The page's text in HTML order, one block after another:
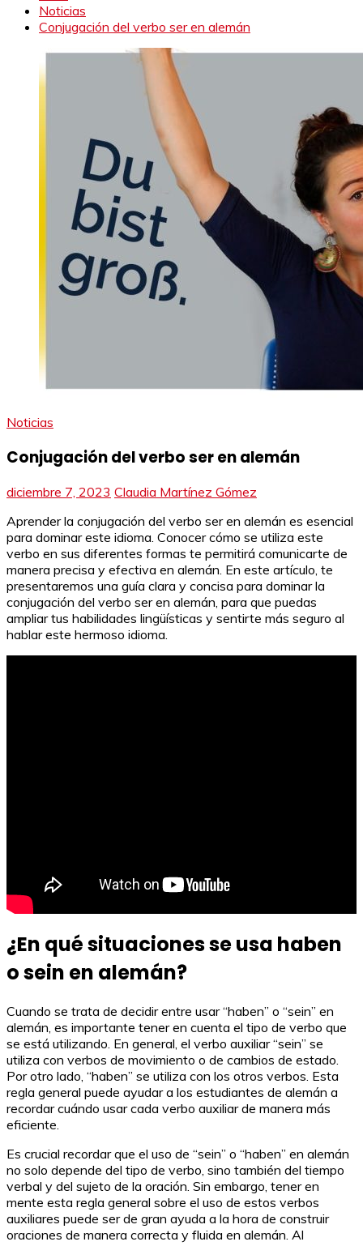
Noticias
Conjugación del verbo ser en alemán
Noticias
Conjugación del verbo ser en alemán
diciembre 7, 2023 Claudia Martínez Gómez
Aprender la conjugación del verbo ser en alemán es esencial
para dominar este idioma. Conocer cómo se utiliza este
verbo en sus diferentes formas te permitirá comunicarte de
manera precisa y efectiva en alemán. En este artículo, te
presentaremos una guía clara y concisa para dominar la
conjugación del verbo ser en alemán, para que puedas
ampliar tus habilidades lingüísticas y sentirte más seguro al
hablar este hermoso idioma.
¿En qué situaciones se usa haben
o sein en alemán?
Cuando se trata de decidir entre usar “haben” o “sein” en
alemán, es importante tener en cuenta el tipo de verbo que
se está utilizando. En general, el verbo auxiliar “sein” se
utiliza con verbos de movimiento o de cambios de estado.
Por otro lado, “haben” se utiliza con los otros verbos. Esta
regla general puede ayudar a los estudiantes de alemán a
recordar cuándo usar cada verbo auxiliar de manera más
eficiente.
Es crucial recordar que el uso de “sein” o “haben” en alemán
no solo depende del tipo de verbo, sino también del tiempo
verbal y del sujeto de la oración. Sin embargo, tener en
mente esta regla general sobre el uso de estos verbos
auxiliares puede ser de gran ayuda a la hora de construir
oraciones de manera correcta y fluida en alemán. Al